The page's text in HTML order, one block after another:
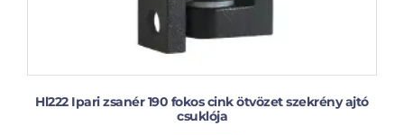
Hl222 Ipari zsanér 190 fokos cink ötvözet szekrény ajtó
csuklója